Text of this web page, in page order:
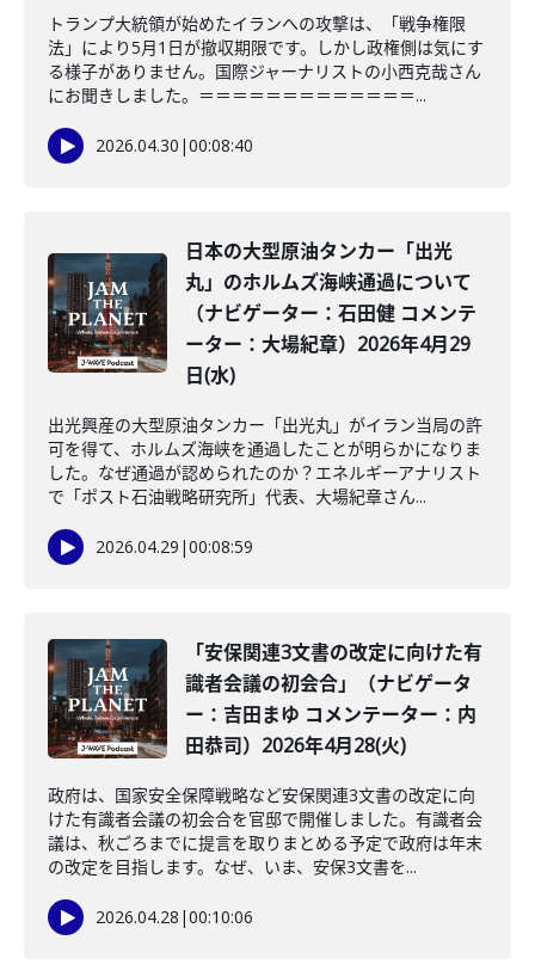
トランプ大統領が始めたイランへの攻撃は、「戦争権限
法」により5月1日が撤収期限です。しかし政権側は気にす
る様子がありません。国際ジャーナリストの小西克哉さん
にお聞きしました。＝＝＝＝＝＝＝＝＝＝＝＝＝...
2026.04.30 |00:08:40
日本の大型原油タンカー「出光
丸」のホルムズ海峡通過について
（ナビゲーター：石田健 コメンテ
ーター：大場紀章）2026年4月29
日(水)
出光興産の大型原油タンカー「出光丸」がイラン当局の許
可を得て、ホルムズ海峡を通過したことが明らかになりま
した。なぜ通過が認められたのか？エネルギーアナリスト
で「ポスト石油戦略研究所」代表、大場紀章さん...
2026.04.29 |00:08:59
「安保関連3文書の改定に向けた有
識者会議の初会合」（ナビゲータ
ー：吉田まゆ コメンテーター：内
田恭司）2026年4月28(火)
政府は、国家安全保障戦略など安保関連3文書の改定に向
けた有識者会議の初会合を官邸で開催しました。有識者会
議は、秋ごろまでに提言を取りまとめる予定で政府は年末
の改定を目指します。なぜ、いま、安保3文書を...
2026.04.28 |00:10:06